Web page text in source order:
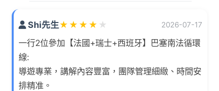
Shi先生★ ★ ★ ★ ★ 2026-07-17
一行2位參加【法國+瑞士+西班牙】巴塞南法循環
線:
導遊專業，講解內容豐富，團隊管理細緻、時間安
排精准。